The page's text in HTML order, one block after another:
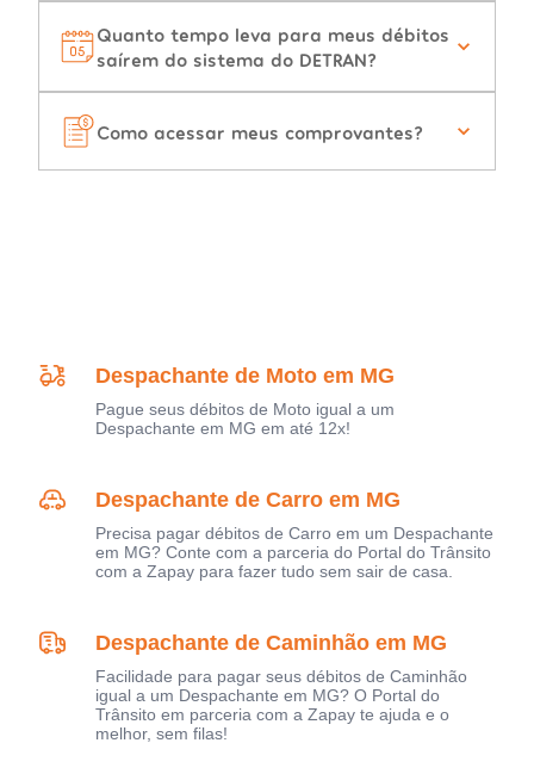
Quanto tempo leva para meus débitos
saírem do sistema do DETRAN?
Como acessar meus comprovantes?
Despachante de Moto em MG
Pague seus débitos de Moto igual a um
Despachante em MG em até 12x!
Despachante de Carro em MG
Precisa pagar débitos de Carro em um Despachante
em MG? Conte com a parceria do Portal do Trânsito
com a Zapay para fazer tudo sem sair de casa.
Despachante de Caminhão em MG
Facilidade para pagar seus débitos de Caminhão
igual a um Despachante em MG? O Portal do
Trânsito em parceria com a Zapay te ajuda e o
melhor, sem filas!